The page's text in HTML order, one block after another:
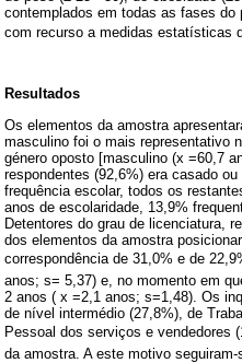
contemplados em todas as fases
com recurso a medidas estatísticas
Resultados
Os elementos da amostra
masculino foi o mais representativo
género oposto [masculino (x =60,7
respondentes (92,6%) era casado
frequência escolar, todos os
anos de escolaridade, 13,9%
Detentores do grau de licenciatura,
dos elementos da amostra
correspondência de 31,0% e de
anos; s= 5,37) e, no momento em
2 anos ( x =2,1 anos; s=1,48). Os
de nível intermédio (27,8%), de
Pessoal dos serviços e vendedores
da amostra. A este motivo